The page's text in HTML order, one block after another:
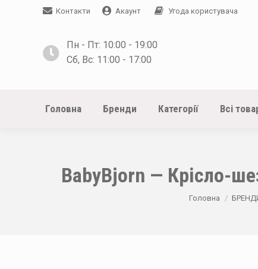
Контакти Акаунт Угода користувача
Пн - Пт: 10:00 - 19:00
Сб, Вс: 11:00 - 17:00
Головна Бренди Категорії Всі
BabyBjorn — Крісло-
You are here:
Головна